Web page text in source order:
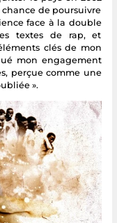
de poursuivre
face à la double
textes de rap, et
clés de mon
mon engagement
perçue comme une
».